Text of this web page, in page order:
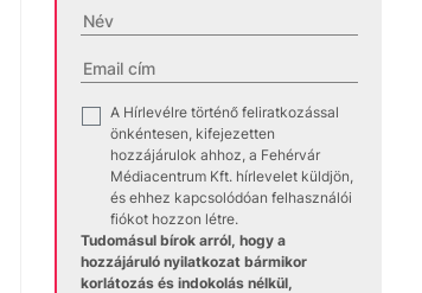
✓
A Hírlevélre történő feliratkozással
önkéntesen, kifejezetten
hozzájárulok ahhoz, a Fehérvár
Médiacentrum Kft. hírlevelet küldjön,
és ehhez kapcsolódóan felhasználói
fiókot hozzon létre.
Tudomásul bírok arról, hogy a
hozzájáruló nyilatkozat bármikor
korlátozás és indokolás nélkül,